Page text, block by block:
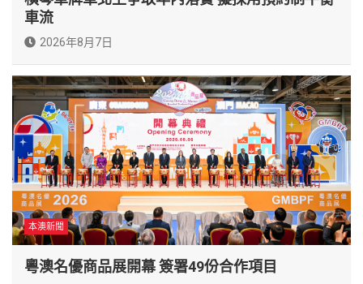
車流
2026年8月7日
本澳新聞
粵澳名優商品展開幕 簽署49份合作項目